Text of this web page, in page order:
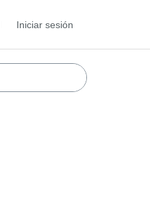
Iniciar sesión